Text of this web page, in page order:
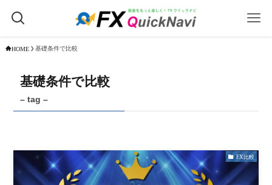
HOME 基礎条件で比較
基礎条件で比較
– tag –
FX比較